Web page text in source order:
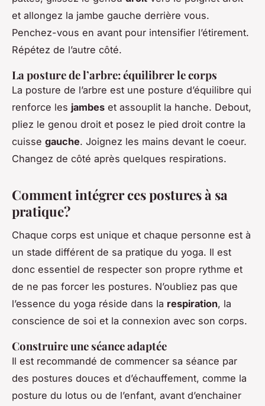
et allongez la jambe gauche derrière vous.
Penchez-vous en avant pour intensifier l’étirement.
Répétez de l’autre côté.
La posture de l’arbre: équilibrer le corps
La posture de l’arbre est une posture d’équilibre qui
renforce les jambes et assouplit la hanche. Debout,
pliez le genou droit et posez le pied droit contre la
cuisse gauche. Joignez les mains devant le coeur.
Changez de côté après quelques respirations.
Comment intégrer ces postures à sa
pratique?
Chaque corps est unique et chaque personne est à
un stade différent de sa pratique du yoga. Il est
donc essentiel de respecter son propre rythme et
de ne pas forcer les postures. N’oubliez pas que
l’essence du yoga réside dans la respiration, la
conscience de soi et la connexion avec son corps.
Construire une séance adaptée
Il est recommandé de commencer sa séance par
des postures douces et d’échauffement, comme la
posture du lotus ou de l’enfant, avant d’enchainer